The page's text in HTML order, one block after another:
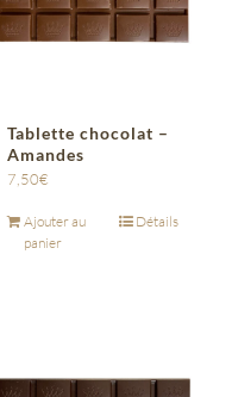
Tablette chocolat –
Amandes
7,50€
Ajouter au
panier
Détails